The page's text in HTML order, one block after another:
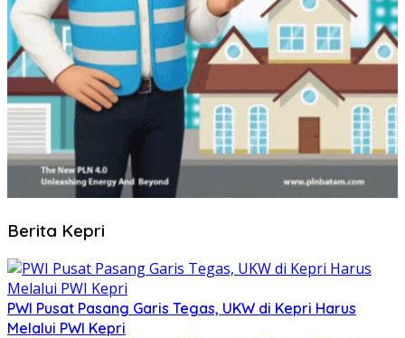
Berita Kepri
PWI Pusat Pasang Garis Tegas, UKW di Kepri Harus
Melalui PWI Kepri